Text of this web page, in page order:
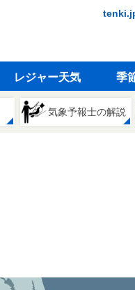
レジャー天気 季
気象予報士の解説